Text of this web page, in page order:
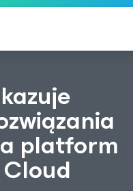
klientów, których
CrowdStrike
platform